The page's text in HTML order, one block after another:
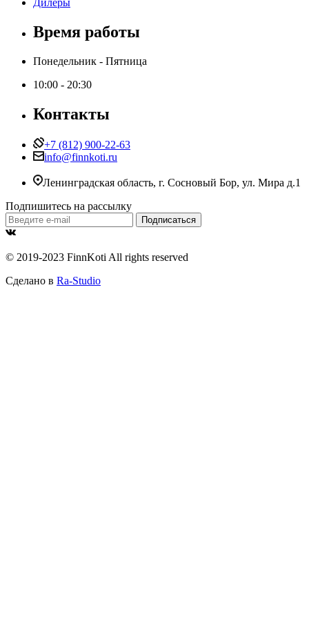
Дилеры
Время работы
Понедельник - Пятница
10:00 - 20:30
Контакты
+7 (812) 900-22-63
info@finnkoti.ru
Ленинградская область, г. Сосновый Бор, ул. Мира д.1
Подпишитесь на рассылку
© 2019-2023 FinnKoti All rights reserved
Сделано в Ra-Studio